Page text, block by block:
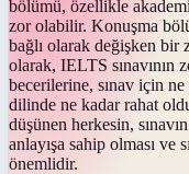
bölümü, özellikle
zor olabilir. Konuşma
bağlı olarak değişken bir
olarak, IELTS
becerilerine, sınav için
dilinde ne kadar rahat
düşünen herkesin,
anlayışa sahip olması ve
önemlidir.